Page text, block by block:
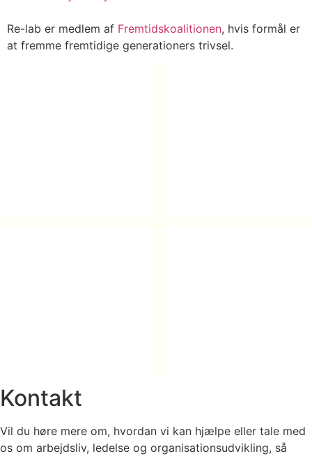
Re-lab er medlem af Fremtidskoalitionen, hvis formål er
at fremme fremtidige generationers trivsel.
Kontakt
Vil du høre mere om, hvordan vi kan hjælpe eller tale med
os om arbejdsliv, ledelse og organisationsudvikling, så